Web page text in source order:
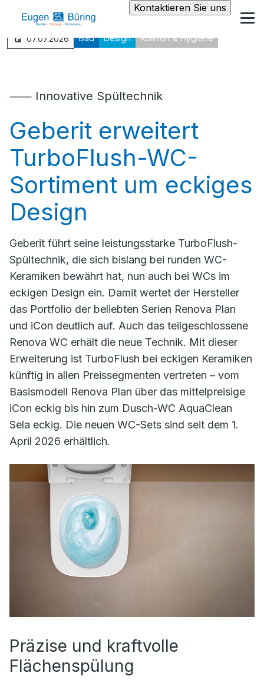
Kontaktieren Sie uns
07.07.2026 Bad Design Komfort & Hygiene
⸺ Innovative Spültechnik
Geberit erweitert
TurboFlush-WC-
Sortiment um eckiges
Design
Geberit führt seine leistungsstarke TurboFlush-
Spültechnik, die sich bislang bei runden WC-
Keramiken bewährt hat, nun auch bei WCs im
eckigen Design ein. Damit wertet der Hersteller
das Portfolio der beliebten Serien Renova Plan
und iCon deutlich auf. Auch das teilgeschlossene
Renova WC erhält die neue Technik. Mit dieser
Erweiterung ist TurboFlush bei eckigen Keramiken
künftig in allen Preissegmenten vertreten – vom
Basismodell Renova Plan über das mittelpreisige
iCon eckig bis hin zum Dusch-WC AquaClean
Sela eckig. Die neuen WC-Sets sind seit dem 1.
April 2026 erhältlich.
Präzise und kraftvolle
Flächenspülung